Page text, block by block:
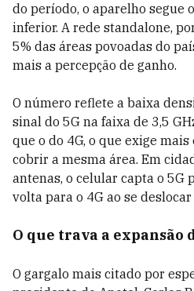
do período, o aparelho segue
inferior. A rede standalone,
5% das áreas povoadas do
mais a percepção de ganho.
O número reflete a baixa
sinal do 5G na faixa de 3,5
que o do 4G, o que exige
cobrir a mesma área. Em
antenas, o celular capta o 5G
volta para o 4G ao se
O que trava a expansão
O gargalo mais citado por